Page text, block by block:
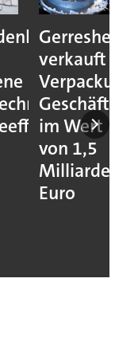
Codis
Catalent-
Standort
in